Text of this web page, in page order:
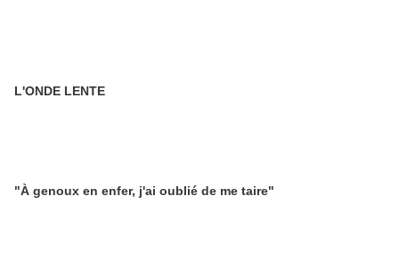
L'ONDE LENTE
"À genoux en enfer, j'ai oublié de me taire"